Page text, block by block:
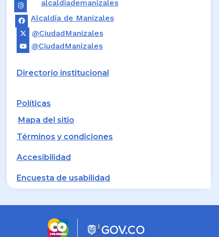
alcaldiademanizales
Alcaldía de Manizales
@CiudadManizales
@CiudadManizales
Directorio institucional
Políticas
Mapa del sitio
Términos y condiciones
Accesibilidad
Encuesta de usabilidad